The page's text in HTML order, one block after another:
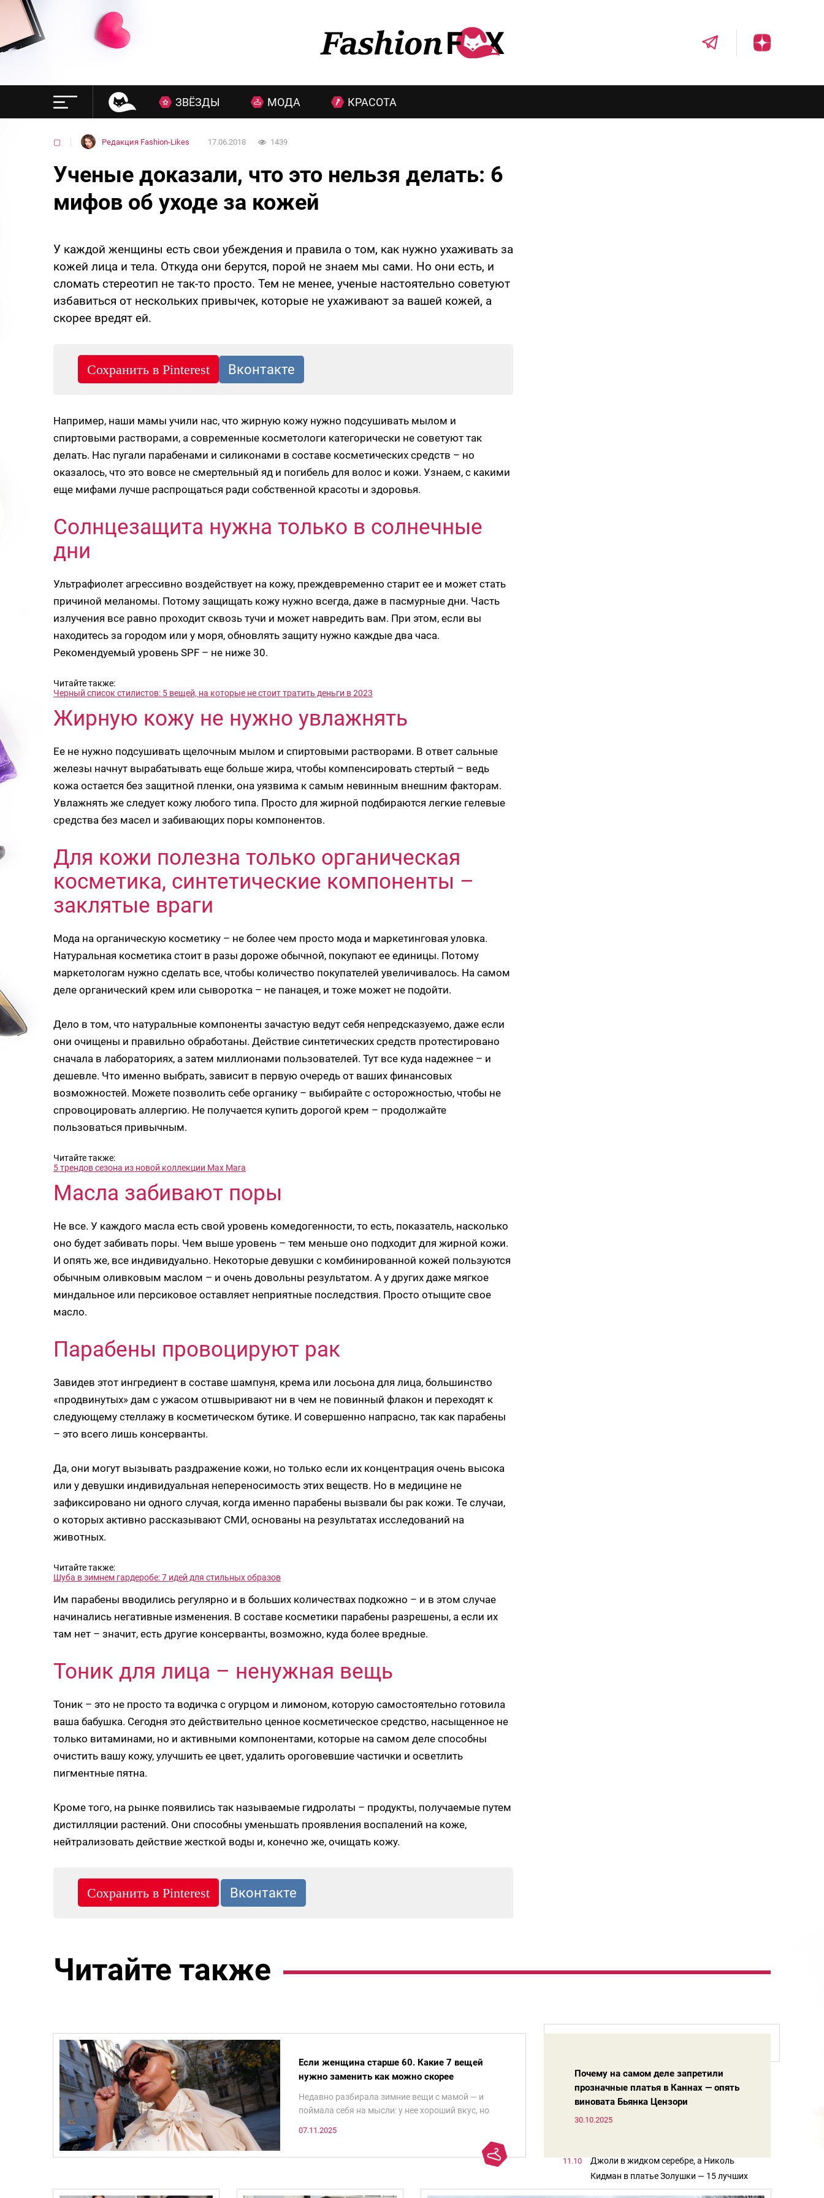
ЗВЁЗДЫ МОДА КРАСОТА
▢ Редакция Fashion-Likes 17.06.2018 1439
Ученые доказали, что это нельзя делать: 6
мифов об уходе за кожей
У каждой женщины есть свои убеждения и правила о том, как нужно ухаживать за
кожей лица и тела. Откуда они берутся, порой не знаем мы сами. Но они есть, и
сломать стереотип не так-то просто. Тем не менее, ученые настоятельно советуют
избавиться от нескольких привычек, которые не ухаживают за вашей кожей, а
скорее вредят ей.
Например, наши мамы учили нас, что жирную кожу нужно подсушивать мылом и
спиртовыми растворами, а современные косметологи категорически не советуют так
делать. Нас пугали парабенами и силиконами в составе косметических средств – но
оказалось, что это вовсе не смертельный яд и погибель для волос и кожи. Узнаем, с какими
еще мифами лучше распрощаться ради собственной красоты и здоровья.
Солнцезащита нужна только в солнечные
дни
Ультрафиолет агрессивно воздействует на кожу, преждевременно старит ее и может стать
причиной меланомы. Потому защищать кожу нужно всегда, даже в пасмурные дни. Часть
излучения все равно проходит сквозь тучи и может навредить вам. При этом, если вы
находитесь за городом или у моря, обновлять защиту нужно каждые два часа.
Рекомендуемый уровень SPF – не ниже 30.
Читайте также:
Черный список стилистов: 5 вещей, на которые не стоит тратить деньги в 2023
Жирную кожу не нужно увлажнять
Ее не нужно подсушивать щелочным мылом и спиртовыми растворами. В ответ сальные
железы начнут вырабатывать еще больше жира, чтобы компенсировать стертый – ведь
кожа остается без защитной пленки, она уязвима к самым невинным внешним факторам.
Увлажнять же следует кожу любого типа. Просто для жирной подбираются легкие гелевые
средства без масел и забивающих поры компонентов.
Для кожи полезна только органическая
косметика, синтетические компоненты –
заклятые враги
Мода на органическую косметику – не более чем просто мода и маркетинговая уловка.
Натуральная косметика стоит в разы дороже обычной, покупают ее единицы. Потому
маркетологам нужно сделать все, чтобы количество покупателей увеличивалось. На самом
деле органический крем или сыворотка – не панацея, и тоже может не подойти.
Дело в том, что натуральные компоненты зачастую ведут себя непредсказуемо, даже если
они очищены и правильно обработаны. Действие синтетических средств протестировано
сначала в лабораториях, а затем миллионами пользователей. Тут все куда надежнее – и
дешевле. Что именно выбрать, зависит в первую очередь от ваших финансовых
возможностей. Можете позволить себе органику – выбирайте с осторожностью, чтобы не
спровоцировать аллергию. Не получается купить дорогой крем – продолжайте
пользоваться привычным.
Читайте также:
5 трендов сезона из новой коллекции Max Mara
Масла забивают поры
Не все. У каждого масла есть свой уровень комедогенности, то есть, показатель, насколько
оно будет забивать поры. Чем выше уровень – тем меньше оно подходит для жирной кожи.
И опять же, все индивидуально. Некоторые девушки с комбинированной кожей пользуются
обычным оливковым маслом – и очень довольны результатом. А у других даже мягкое
миндальное или персиковое оставляет неприятные последствия. Просто отыщите свое
масло.
Парабены провоцируют рак
Завидев этот ингредиент в составе шампуня, крема или лосьона для лица, большинство
«продвинутых» дам с ужасом отшвыривают ни в чем не повинный флакон и переходят к
следующему стеллажу в косметическом бутике. И совершенно напрасно, так как парабены
– это всего лишь консерванты.
Да, они могут вызывать раздражение кожи, но только если их концентрация очень высока
или у девушки индивидуальная непереносимость этих веществ. Но в медицине не
зафиксировано ни одного случая, когда именно парабены вызвали бы рак кожи. Те случаи,
о которых активно рассказывают СМИ, основаны на результатах исследований на
животных.
Читайте также:
Шуба в зимнем гардеробе: 7 идей для стильных образов
Им парабены вводились регулярно и в больших количествах подкожно – и в этом случае
начинались негативные изменения. В составе косметики парабены разрешены, а если их
там нет – значит, есть другие консерванты, возможно, куда более вредные.
Тоник для лица – ненужная вещь
Тоник – это не просто та водичка с огурцом и лимоном, которую самостоятельно готовила
ваша бабушка. Сегодня это действительно ценное косметическое средство, насыщенное не
только витаминами, но и активными компонентами, которые на самом деле способны
очистить вашу кожу, улучшить ее цвет, удалить ороговевшие частички и осветлить
пигментные пятна.
Кроме того, на рынке появились так называемые гидролаты – продукты, получаемые путем
дистилляции растений. Они способны уменьшать проявления воспалений на коже,
нейтрализовать действие жесткой воды и, конечно же, очищать кожу.
Читайте также
лучшие образы мировых звезд на Неделе
моды в Париже
21.10
Собчак с утюгом и коровой, а Самойлова
пустилась во все тяжкие — образы
российских звезд на Неделе моды в
18.10
Клаудии Шиффер — 55 лет. Вот её 15
11.10
Джоли в жидком серебре, а Николь
Кидман в платье Золушки — 15 лучших
образов Джорджио Армани для красных
Если женщина старше 60. Какие 7 вещей
нужно заменить как можно скорее
Недавно разбирала зимние вещи с мамой — и
поймала себя на мысли: у нее хороший вкус, но
лет.И проблема не в том, что они вышли из моды.
Вовсе нет.Проблема в том, что сама мода сделала
стала выше, крой жакета — свободнее, а фактура
07.11.2025
Почему на самом деле запретили
прозначные платья в Каннах — опять
виновата Бьянка Цензори
30.10.2025